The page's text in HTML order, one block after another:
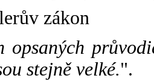
zákon
opsaných
stejně velké.".